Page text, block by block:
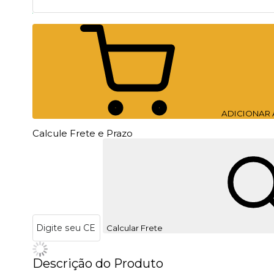
ADICIONAR
Calcule Frete e Prazo
Calcular Frete
Descrição do Produto